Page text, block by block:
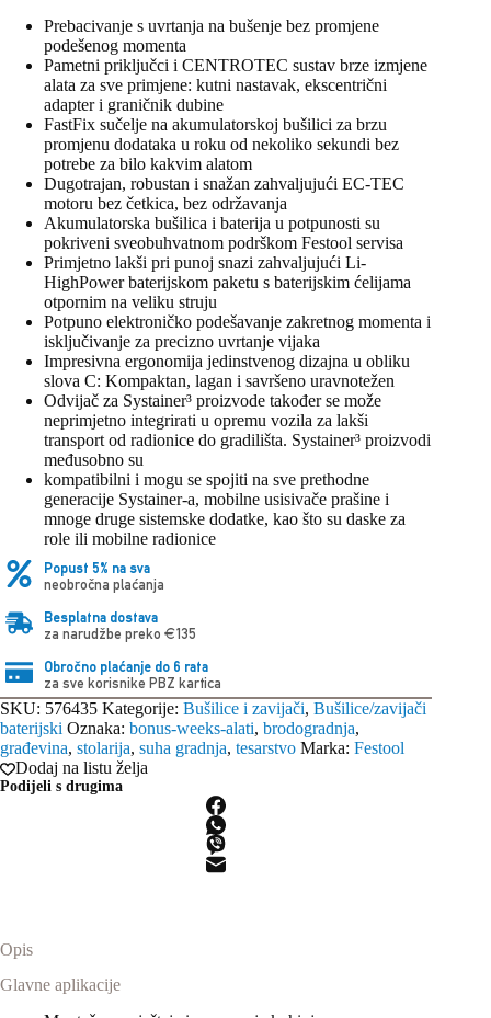
Prebacivanje s uvrtanja na bušenje bez promjene
podešenog momenta
Pametni priključci i CENTROTEC sustav brze izmjene
alata za sve primjene: kutni nastavak, ekscentrični
adapter i graničnik dubine
FastFix sučelje na akumulatorskoj bušilici za brzu
promjenu dodataka u roku od nekoliko sekundi bez
potrebe za bilo kakvim alatom
Dugotrajan, robustan i snažan zahvaljujući EC-TEC
motoru bez četkica, bez održavanja
Akumulatorska bušilica i baterija u potpunosti su
pokriveni sveobuhvatnom podrškom Festool servisa
Primjetno lakši pri punoj snazi zahvaljujući Li-
HighPower baterijskom paketu s baterijskim ćelijama
otpornim na veliku struju
Potpuno elektroničko podešavanje zakretnog momenta i
isključivanje za precizno uvrtanje vijaka
Impresivna ergonomija jedinstvenog dizajna u obliku
slova C: Kompaktan, lagan i savršeno uravnotežen
Odvijač za Systainer³ proizvode također se može
neprimjetno integrirati u opremu vozila za lakši
transport od radionice do gradilišta. Systainer³ proizvodi
međusobno su
kompatibilni i mogu se spojiti na sve prethodne
generacije Systainer-a, mobilne usisivače prašine i
mnoge druge sistemske dodatke, kao što su daske za
role ili mobilne radionice
Popust 5% na sva
neobročna plaćanja
Besplatna dostava
za narudžbe preko €135
Obročno plaćanje do 6 rata
za sve korisnike PBZ kartica
SKU: 576435 Kategorije: Bušilice i zavijači, Bušilice/zavijači
baterijski Oznaka: bonus-weeks-alati, brodogradnja,
građevina, stolarija, suha gradnja, tesarstvo Marka: Festool
Dodaj na listu želja
Podijeli s drugima
Opis
Glavne aplikacije